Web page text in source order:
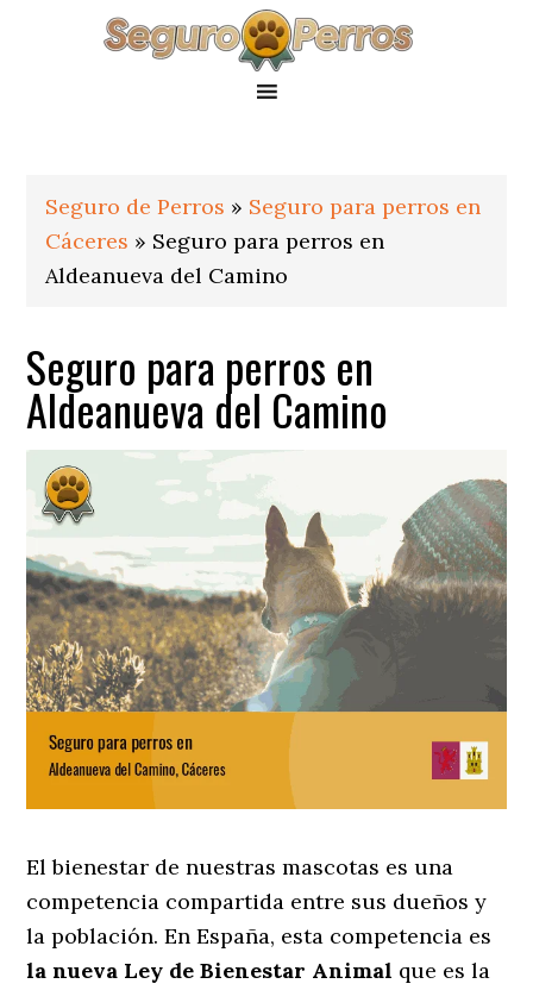
Seguro de Perros » Seguro para perros en
Cáceres » Seguro para perros en
Aldeanueva del Camino
Seguro para perros en
Aldeanueva del Camino
El bienestar de nuestras mascotas es una
competencia compartida entre sus dueños y
la población. En España, esta competencia es
la nueva Ley de Bienestar Animal que es la